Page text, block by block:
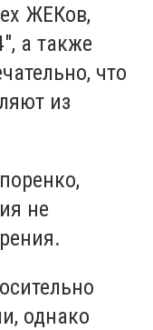
ЖЕКов,
а также
что
из
не
однако